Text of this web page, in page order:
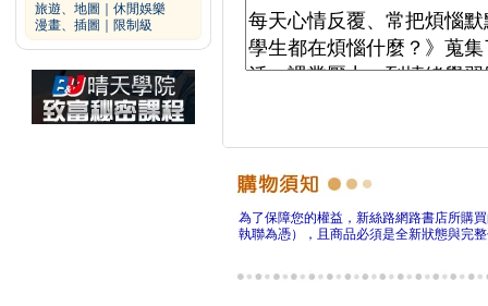
旅遊、地圖
休閒娛樂
漫畫、插圖
限制級
為了保障您的權益，新絲路網路書店所購
執聯為憑），且商品必須是全新狀態與完